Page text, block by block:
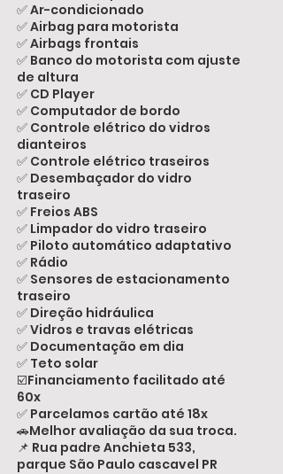
✅ Ar-condicionado
✅ Airbag para motorista
✅ Airbags frontais
✅ Banco do motorista com ajuste
de altura
✅ CD Player
✅ Computador de bordo
✅ Controle elétrico do vidros
dianteiros
✅ Controle elétrico traseiros
✅ Desembaçador do vidro
traseiro
✅ Freios ABS
✅ Limpador do vidro traseiro
✅ Piloto automático adaptativo
✅ Rádio
✅ Sensores de estacionamento
traseiro
✅ Direção hidráulica
✅ Vidros e travas elétricas
✅ Documentação em dia
✅ Teto solar
☑️Financiamento facilitado até
60x
✅ Parcelamos cartão até 18x
🚗Melhor avaliação da sua troca.
📌 Rua padre Anchieta 533,
parque São Paulo cascavel PR